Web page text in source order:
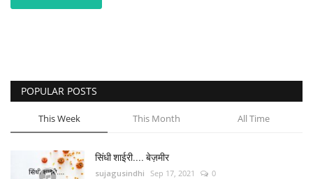
POPULAR POSTS
This Week This Month All Time
सिंधी शाईरी.... बेज़मीर
sujagusindhi Sep 17, 2021 0